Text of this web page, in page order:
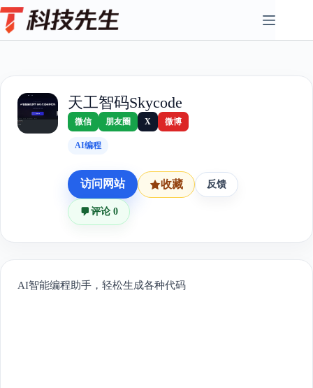
Skip
to
content
天工智码Skycode
微信 朋友圈 X 微博
AI编程
访问网站 收藏 反馈
评论 0
AI智能编程助手，轻松生成各种代码